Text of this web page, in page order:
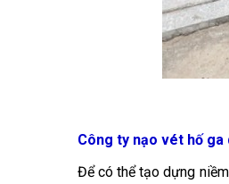
Công ty nạo vét hố ga
Để có thể tạo dựng